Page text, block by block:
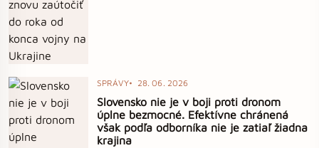
SPRÁVY 28. 06. 2026
Slovensko nie je v boji proti dronom
úplne bezmocné. Efektívne chránená
však podľa odborníka nie je zatiaľ žiadna
krajina